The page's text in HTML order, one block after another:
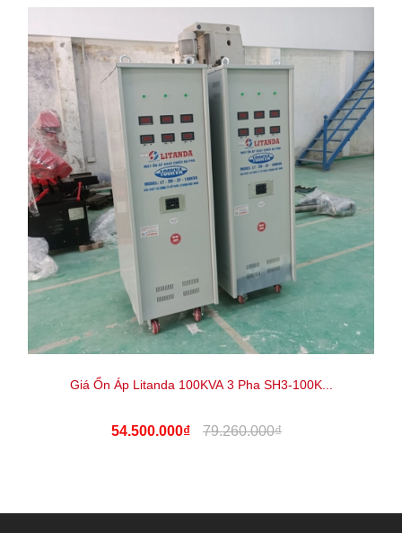
Giá Ổn Áp Litanda 100KVA 3 Pha SH3-100K...
54.500.000₫ 79.260.000₫